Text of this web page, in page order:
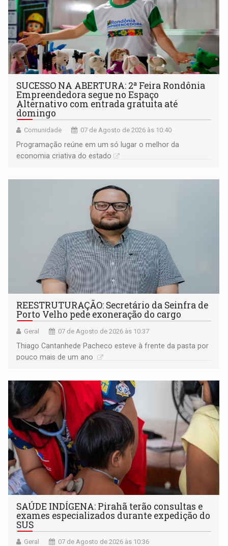
SUCESSO NA ABERTURA: 2ª Feira Rondônia
Empreendedora segue no Espaço
Alternativo com entrada gratuita até
domingo
Comunidade 07 de Agosto de 2026 às 10:40
Programação reúne em um só lugar o melhor da
economia criativa do estado
REESTRUTURAÇÃO: Secretário da Seinfra de
Porto Velho pede exoneração do cargo
Geral 07 de Agosto de 2026 às 10:37
Thiago Cantanhede Pacheco esteve à frente da pasta por
pouco mais de um ano
SAÚDE INDÍGENA: Pirahã terão consultas e
exames especializados durante expedição do
SUS
Geral 07 de Agosto de 2026 às 10:36